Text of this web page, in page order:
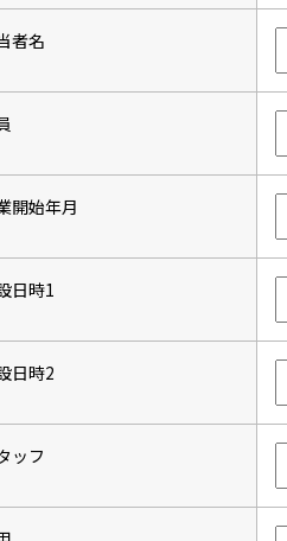
者名
開始年月
日時1
日時2
ッフ